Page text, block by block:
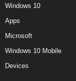
Windows 10
Apps
Microsoft
Windows 10 Mobile
Devices